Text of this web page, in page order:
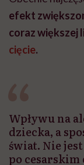
efekt
coraz większej
cięcie.
Wpływu na
dziecka, a
świat. Nie
po cesarskim